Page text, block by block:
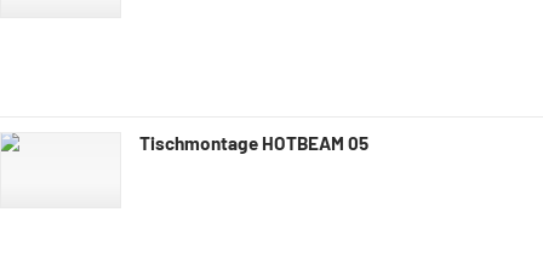
Tischmontage HOTBEAM 05